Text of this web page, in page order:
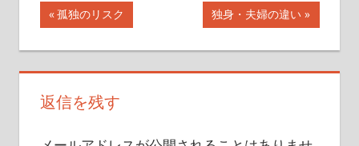
投
稿
ナ
ビ
前
の
記
事:
孤独のリスク
次
の
記
事:
独身・夫婦の違い
返信を残す